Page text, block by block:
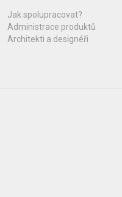
Jak spolupracovat?
Administrace produktů
Architekti a designéři